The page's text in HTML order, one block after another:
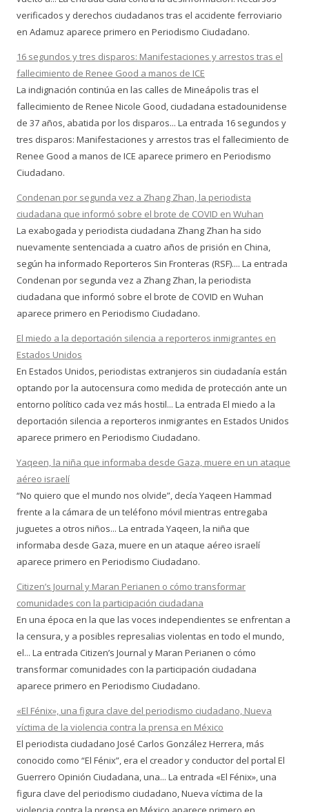
verificados y derechos ciudadanos tras el accidente ferroviario
en Adamuz aparece primero en Periodismo Ciudadano.
16 segundos y tres disparos: Manifestaciones y arrestos tras el
fallecimiento de Renee Good a manos de ICE
La indignación continúa en las calles de Mineápolis tras el
fallecimiento de Renee Nicole Good, ciudadana estadounidense
de 37 años, abatida por los disparos... La entrada 16 segundos y
tres disparos: Manifestaciones y arrestos tras el fallecimiento de
Renee Good a manos de ICE aparece primero en Periodismo
Ciudadano.
Condenan por segunda vez a Zhang Zhan, la periodista
ciudadana que informó sobre el brote de COVID en Wuhan
La exabogada y periodista ciudadana Zhang Zhan ha sido
nuevamente sentenciada a cuatro años de prisión en China,
según ha informado Reporteros Sin Fronteras (RSF).... La entrada
Condenan por segunda vez a Zhang Zhan, la periodista
ciudadana que informó sobre el brote de COVID en Wuhan
aparece primero en Periodismo Ciudadano.
El miedo a la deportación silencia a reporteros inmigrantes en
Estados Unidos
En Estados Unidos, periodistas extranjeros sin ciudadanía están
optando por la autocensura como medida de protección ante un
entorno político cada vez más hostil... La entrada El miedo a la
deportación silencia a reporteros inmigrantes en Estados Unidos
aparece primero en Periodismo Ciudadano.
Yaqeen, la niña que informaba desde Gaza, muere en un ataque
aéreo israelí
“No quiero que el mundo nos olvide”, decía Yaqeen Hammad
frente a la cámara de un teléfono móvil mientras entregaba
juguetes a otros niños... La entrada Yaqeen, la niña que
informaba desde Gaza, muere en un ataque aéreo israelí
aparece primero en Periodismo Ciudadano.
Citizen’s Journal y Maran Perianen o cómo transformar
comunidades con la participación ciudadana
En una época en la que las voces independientes se enfrentan a
la censura, y a posibles represalias violentas en todo el mundo,
el... La entrada Citizen’s Journal y Maran Perianen o cómo
transformar comunidades con la participación ciudadana
aparece primero en Periodismo Ciudadano.
«El Fénix», una figura clave del periodismo ciudadano, Nueva
víctima de la violencia contra la prensa en México
El periodista ciudadano José Carlos González Herrera, más
conocido como “El Fénix”, era el creador y conductor del portal El
Guerrero Opinión Ciudadana, una... La entrada «El Fénix», una
figura clave del periodismo ciudadano, Nueva víctima de la